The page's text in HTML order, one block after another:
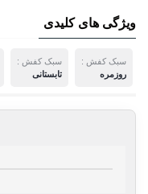
ویژگی های کلیدی
سبک کفش :
روزمره
سبک کفش :
تابستانی